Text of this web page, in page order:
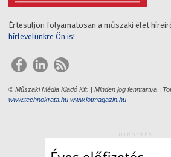
Értesüljön folyamatosan a műszaki élet
hírlevelünkre Ön is!
© Műszaki Média Kiadó Kft. | Minden jog fenntartva |
www.technokrata.hu www.iotmagazin.hu
HIRDETÉS